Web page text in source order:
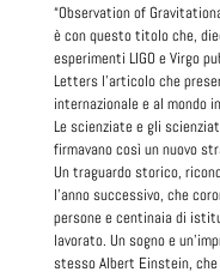
“Observation of
è con questo titolo che,
esperimenti LIGO e Virgo
Letters l’articolo che
internazionale e al mondo
Le scienziate e gli
firmavano così un nuovo
Un traguardo storico,
l’anno successivo, che
persone e centinaia di
lavorato. Un sogno e
stesso Albert Einstein,